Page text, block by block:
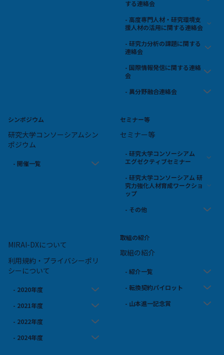
する連絡会
- 高度専門人材・研究環境支
援人材の活用に関する連絡会
- 研究力分析の課題に関する
連絡会
- 国際情報発信に関する連絡
会
- 異分野融合連絡会
シンポジウム
研究大学コンソーシアムシン
ポジウム
- 開催一覧
セミナー等
セミナー等
- 研究大学コンソーシアム
エグゼクティブセミナー
- 研究大学コンソーシアム 研
究力強化人材育成ワークショ
ップ
- その他
MIRAI-DXについて
利用規約・プライバシーポリ
シーについて
- 2020年度
- 2021年度
- 2022年度
- 2024年度
取組の紹介
取組の紹介
- 紹介一覧
- 転換契約パイロット
- 山本進一記念賞